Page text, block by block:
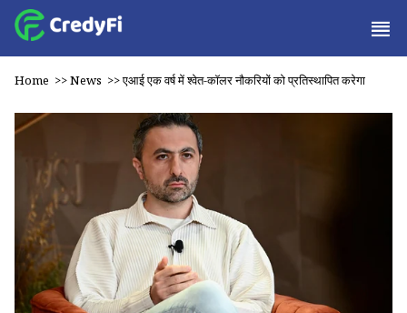
Home >>News >>एआई एक वर्ष में श्वेत-कॉलर नौकरियों को प्रतिस्थापित करेगा